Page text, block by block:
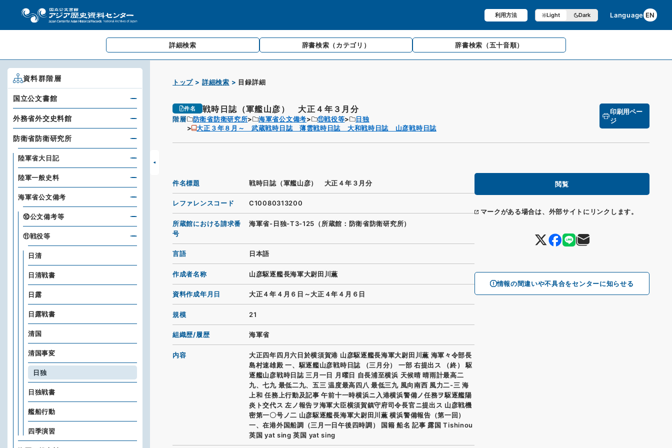
利用方法 Light Dark Language EN
詳細検索 辞書検索 （カテゴリ） 辞書検索 （五十音順）
トップ 詳細検索 目録詳細
件名 戦時日誌（軍艦山彦） 大正４年３月分
階層 防衛省防衛研究所 海軍省公文備考 ⑪戦役等
日独
大正３年８月～ 武蔵戦時日誌 薄雲戦時日誌 大和戦時日誌 山彦戦時日誌
印刷用ペー
ジ
閲覧
マークがある場合は、外部サイトにリンクします。
情報の間違いや不具合をセンターに知らせる
件名標題 戦時日誌（軍艦山彦） 大正４年３月分
レファレンスコード C10080313200
所蔵館における請求番
号
海軍省-日独-T3-125（所蔵館：防衛省防衛研究所）
言語 日本語
作成者名称 山彦駆逐艦長海軍大尉田川薫
資料作成年月日 大正４年４月６日～大正４年４月６日
規模 21
組織歴/履歴 海軍省
内容
大正四年四月六日於横須賀港 山彦駆逐艦長海軍大尉田川薫 海軍々令部長
島村速雄殿 一、駆逐艦山彦戦時日誌 （三月分） 一部 右提出ス （終） 駆
逐艦山彦戦時日誌 三月一日 月曜日 自長浦至横浜 天候晴 晴雨計最高二
九、七九 最低二九、五三 温度最高四八 最低三九 風向南西 風力二-三 海
上和 任務上行動及記事 午前十一時横浜ニ入港横浜警備ノ任務ヲ駆逐艦陽
炎ト交代ス 左ノ報告ヲ海軍大臣横須賀鎮守府司令長官ニ提出ス 山彦戦機
密第一〇号ノ二 山彦駆逐艦長海軍大尉田川薫 横浜警備報告（第一回）
一、在港外国船調（三月一日午後四時調） 国籍 船名 記事 露国 Tishinou
英国 yat sing 英国 yat sing
資料群階層
国立公文書館
外務省外交史料館
防衛省防衛研究所
陸軍省大日記
陸軍一般史料
海軍省公文備考
⑩公文備考等
⑪戦役等
日清
日清戦書
日露
日露戦書
清国
清国事変
日独
日独戦書
艦船行動
四季演習